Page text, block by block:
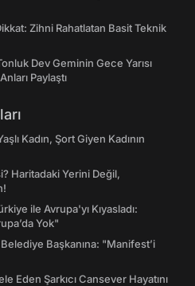
Zihni Rahatlatan Basit Teknik
Dev Geminin Gece Yarısı
Paylaştı
Kadın, Şort Giyen Kadının
Haritadaki Yerini Değil,
ile Avrupa'yı Kıyasladı:
Yok"
Başkanına: "Manifest’i
Eden Şarkıcı Cansever Hayatını